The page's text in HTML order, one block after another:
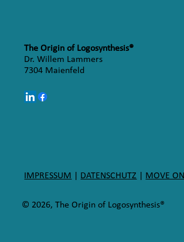
The Origin of Logosynthesis®
Dr. Willem Lammers
7304 Maienfeld
© 2026, The Origin of Logosynthesis®
IMPRESSUM DATENSCHUTZ MOVE ON